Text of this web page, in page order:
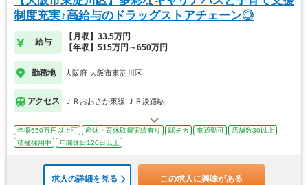
制度充実♪高給与のドラッグストアチェーン◎
給与
【月収】33.5万円
【年収】515万円～650万円
勤務地 大阪府 大阪市東淀川区
アクセス ＪＲおおさか東線 ＪＲ淡路駅
年収650万円以上可 産休・育休取得実績有り 駅チカ 車通勤可
店舗数30以上
積極採用中
年間休日120日以上
求人の詳細を見る この求人に興味がある